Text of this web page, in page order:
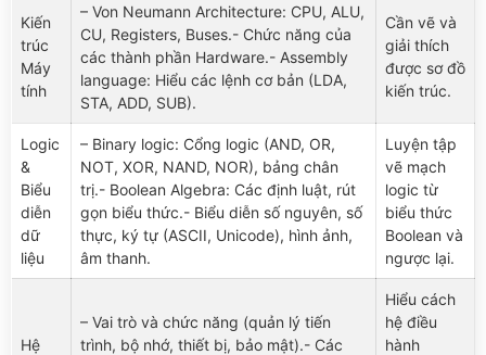
Kiến
trúc
Máy
tính
– Von Neumann Architecture: CPU, ALU,
CU, Registers, Buses.- Chức năng của
các thành phần Hardware.- Assembly
language: Hiểu các lệnh cơ bản (LDA,
STA, ADD, SUB).
Cần vẽ và
giải thích
được sơ đồ
kiến trúc.
Logic
&
Biểu
diễn
dữ
liệu
– Binary logic: Cổng logic (AND, OR,
NOT, XOR, NAND, NOR), bảng chân
trị.- Boolean Algebra: Các định luật, rút
gọn biểu thức.- Biểu diễn số nguyên, số
thực, ký tự (ASCII, Unicode), hình ảnh,
âm thanh.
Luyện tập
vẽ mạch
logic từ
biểu thức
Boolean và
ngược lại.
Hệ
– Vai trò và chức năng (quản lý tiến
trình, bộ nhớ, thiết bị, bảo mật).- Các
Hiểu cách
hệ điều
hành